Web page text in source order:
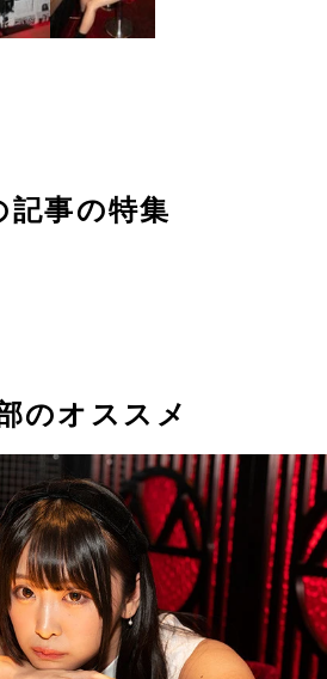
記事の特集
のオススメ